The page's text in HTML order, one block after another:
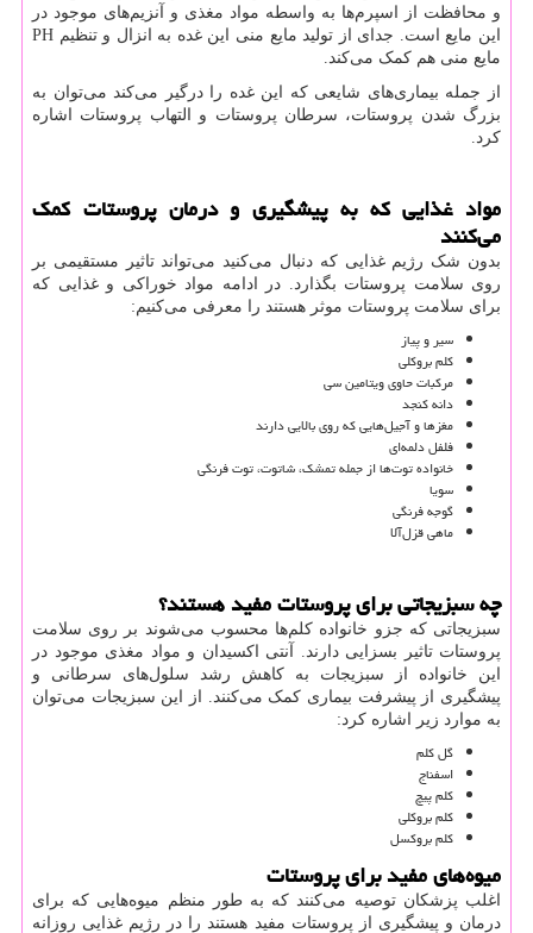
و محافظت از اسپرم‌ها به‌ واسطه مواد مغذی و آنزیم‌های موجود در
این مایع است. جدای از تولید مایع منی این غده به انزال و تنظیم PH
مایع منی هم کمک می‌کند.
از جمله بیماری‌های شایعی که این غده را درگیر می‌کند می‌توان به
بزرگ شدن پروستات، سرطان پروستات و التهاب پروستات اشاره
کرد.
مواد غذایی که به پیشگیری و درمان پروستات کمک
می‌کنند
بدون شک رژیم غذایی که دنبال می‌کنید می‌تواند تاثیر مستقیمی بر
روی سلامت پروستات بگذارد. در ادامه مواد خوراکی و غذایی که
برای سلامت پروستات موثر هستند را معرفی می‌کنیم:
سیر و پیاز
کلم بروکلی
مرکبات حاوی ویتامین‌ سی
دانه کنجد
مغزها و آجیل‌هایی که روی بالایی دارند
فلفل دلمه‌ای
خانواده توت‌ها از جمله تمشک، شاتوت، توت فرنگی
سویا
گوجه فرنگی
ماهی قزل‌آلا
چه سبزیجاتی برای پروستات مفید هستند؟
سبزیجاتی که جزو خانواده کلم‌ها محسوب می‌شوند بر روی سلامت
پروستات تاثیر بسزایی دارند. آنتی اکسیدان و مواد مغذی موجود در
این خانواده از سبزیجات به کاهش رشد سلول‌های سرطانی و
پیشگیری از پیشرفت بیماری کمک می‌کنند. از این سبزیجات می‌توان
به موارد زیر اشاره کرد:
گل کلم
اسفناج
کلم پیچ
کلم بروکلی
کلم بروکسل
میوه‌های مفید برای پروستات
اغلب پزشکان توصیه می‌کنند که به طور منظم میوه‌هایی که برای
درمان و پیشگیری از پروستات مفید هستند را در رژیم غذایی روزانه